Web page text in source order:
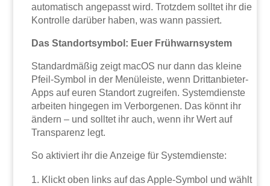
automatisch angepasst wird. Trotzdem solltet ihr die
Kontrolle darüber haben, was wann passiert.
Das Standortsymbol: Euer Frühwarnsystem
Standardmäßig zeigt macOS nur dann das kleine
Pfeil-Symbol in der Menüleiste, wenn Drittanbieter-
Apps auf euren Standort zugreifen. Systemdienste
arbeiten hingegen im Verborgenen. Das könnt ihr
ändern – und solltet ihr auch, wenn ihr Wert auf
Transparenz legt.
So aktiviert ihr die Anzeige für Systemdienste:
Klickt oben links auf das Apple-Symbol und wählt